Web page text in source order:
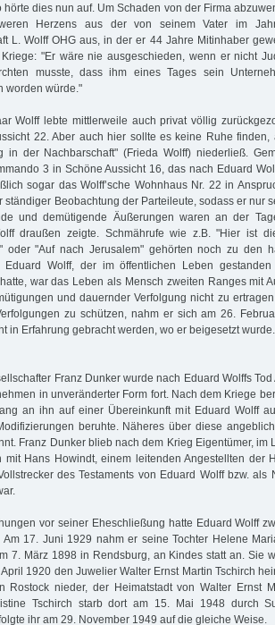
hörte dies nun auf. Um Schaden von der Firma
Herzens aus der von seinem Vater im
L. Wolff OHG aus, in der er 44 Jahre Mitinhaber
"Er wäre nie ausgeschieden, wenn er nicht
musste, dass ihm eines Tages sein
worden würde."
Wolff lebte mittlerweile auch privat völlig
22. Aber auch hier sollte es keine Ruhe finden,
in der Nachbarschaft" (Frieda Wolff) niederließ.
3 in Schöne Aussicht 16, das nach Eduard
sogar das Wolff’sche Wohnhaus Nr. 22 in
ständiger Beobachtung der Parteileute, sodass er nur
und demütigende Äußerungen waren an der
draußen zeigte. Schmährufe wie z.B. "Hier ist
oder "Auf nach Jerusalem" gehörten noch zu den
Eduard Wolff, der im öffentlichen Leben
war das Leben als Mensch zweiten Ranges mit
und dauernder Verfolgung nicht zu
zu schützen, nahm er sich am 26.
in Erfahrung gebracht werden, wo er beigesetzt wurde.
Franz Dunker wurde nach Eduard Wolffs
in unveränderter Form fort. Nach dem Kriege
an ihn auf einer Übereinkunft mit Eduard Wolff
beruhte. Näheres über diese
Franz Dunker blieb nach dem Krieg Eigentümer, im
mit Hans Howindt, einem leitenden Angestellten der
des Testaments von Eduard Wolff bzw. als
vor seiner Eheschließung hatte Eduard Wolff
Am 17. Juni 1929 nahm er seine Tochter Helene
7. März 1898 in Rendsburg, an Kindes statt an. Sie
1920 den Juwelier Walter Ernst Martin Tschirch
Rostock nieder, der Heimatstadt von Walter Ernst
Tschirch starb dort am 15. Mai 1948 durch
ihr am 29. November 1949 auf die gleiche Weise.